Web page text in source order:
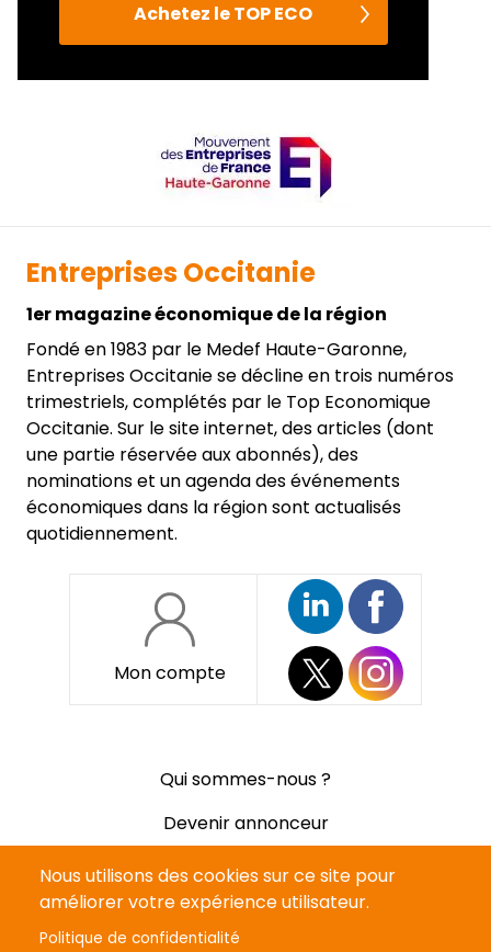
Nous utilisons des cookies sur ce site pour
améliorer votre expérience utilisateur.
Politique de confidentialité
Achetez le TOP ECO
Entreprises Occitanie
1er magazine économique de la région
Fondé en 1983 par le Medef Haute-Garonne,
Entreprises Occitanie se décline en trois numéros
trimestriels, complétés par le Top Economique
Occitanie. Sur le site internet, des articles (dont
une partie réservée aux abonnés), des
nominations et un agenda des événements
économiques dans la région sont actualisés
quotidiennement.
Mon compte
Qui sommes-nous ?
Devenir annonceur
Mentions légales
Politique de confidentialité